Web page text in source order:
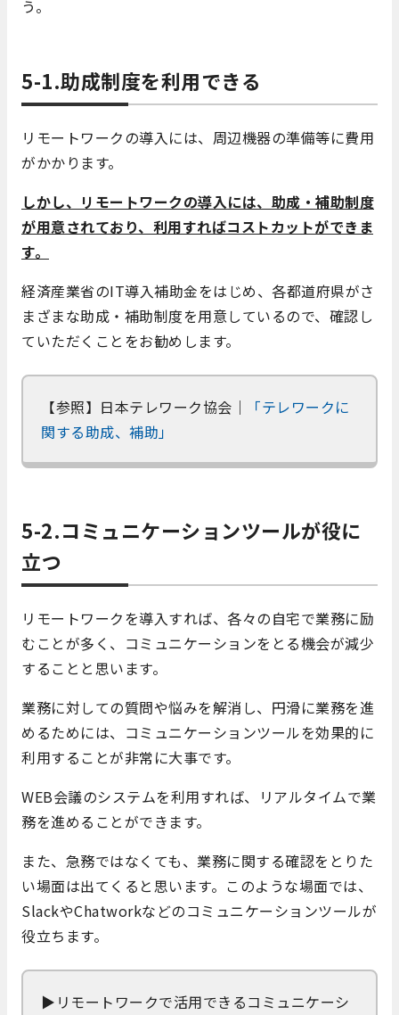
う。
5-1.助成制度を利用できる
リモートワークの導入には、周辺機器の準備等に費用
がかかります。
しかし、リモートワークの導入には、助成・補助制度
が用意されており、利用すればコストカットができま
す。
経済産業省のIT導入補助金をはじめ、各都道府県がさ
まざまな助成・補助制度を用意しているので、確認し
ていただくことをお勧めします。
【参照】日本テレワーク協会｜
「テレワークに
関する助成、補助」
5-2.コミュニケーションツールが役に
立つ
リモートワークを導入すれば、各々の自宅で業務に励
むことが多く、コミュニケーションをとる機会が減少
することと思います。
業務に対しての質問や悩みを解消し、円滑に業務を進
めるためには、コミュニケーションツールを効果的に
利用することが非常に大事です。
WEB会議のシステムを利用すれば、リアルタイムで業
務を進めることができます。
また、急務ではなくても、業務に関する確認をとりた
い場面は出てくると思います。このような場面では、
SlackやChatworkなどのコミュニケーションツールが
役立ちます。
▶リモートワークで活用できるコミュニケーシ